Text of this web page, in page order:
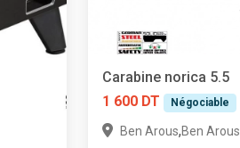
Carabine norica 5.5
1 600 DT
Négociable
Ben Arous,Ben Arous